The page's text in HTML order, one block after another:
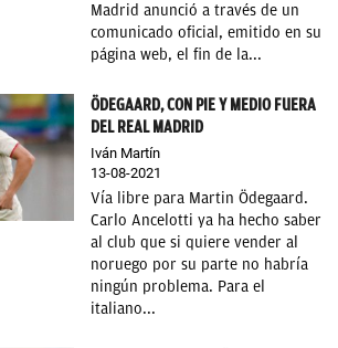
Madrid anunció a través de un
comunicado oficial, emitido en su
página web, el fin de la...
ÖDEGAARD, CON PIE Y MEDIO FUERA
DEL REAL MADRID
Iván Martín
13-08-2021
Vía libre para Martin Ödegaard.
Carlo Ancelotti ya ha hecho saber
al club que si quiere vender al
noruego por su parte no habría
ningún problema. Para el
italiano...